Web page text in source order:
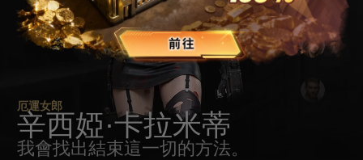
厄運女郎
辛西婭·卡拉米蒂
我會找出結束這一切的方法。